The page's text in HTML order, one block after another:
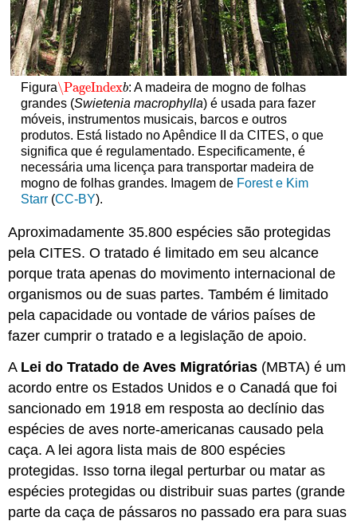
Figura\PageIndexb
\PageIndexb: A madeira de mogno de folhas
grandes (Swietenia macrophylla) é usada para fazer
móveis, instrumentos musicais, barcos e outros
produtos. Está listado no Apêndice II da CITES, o que
significa que é regulamentado. Especificamente, é
necessária uma licença para transportar madeira de
mogno de folhas grandes. Imagem de Forest e Kim
Starr(CC-BY).
Aproximadamente 35.800 espécies são protegidas
pela CITES. O tratado é limitado em seu alcance
porque trata apenas do movimento internacional de
organismos ou de suas partes. Também é limitado
pela capacidade ou vontade de vários países de
fazer cumprir o tratado e a legislação de apoio.
A Lei do Tratado de Aves Migratórias (MBTA) é um
acordo entre os Estados Unidos e o Canadá que foi
sancionado em 1918 em resposta ao declínio das
espécies de aves norte-americanas causado pela
caça. A lei agora lista mais de 800 espécies
protegidas. Isso torna ilegal perturbar ou matar as
espécies protegidas ou distribuir suas partes (grande
parte da caça de pássaros no passado era para suas